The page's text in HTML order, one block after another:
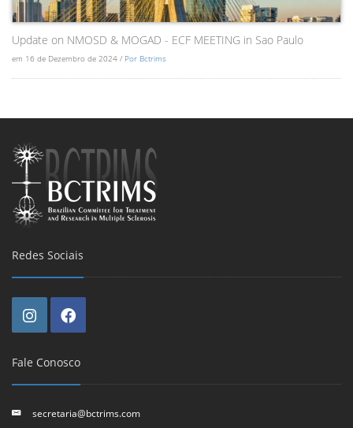
Update on NMOSD & MOGAD - ECF MEETING in Sao Paulo
em 16 de Dezembro de 2024 / Por Bctrims
Redes Sociais
Fale Conosco
secretaria@bctrims.com